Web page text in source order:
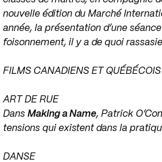
nouvelle édition du Marché
année, la présentation d’une
foisonnement, il y a de quoi
FILMS CANADIENS ET QUÉBÉCOIS
ART DE RUE
DansMaking a Name, Patrick
tensions qui existent dans la
DANSE